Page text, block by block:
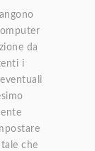
da
i
che